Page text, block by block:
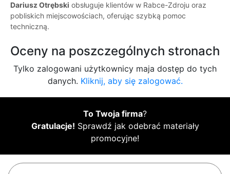
Dariusz Otrębski obsługuje klientów w Rabce-Zdroju oraz
pobliskich miejscowościach, oferując szybką pomoc
techniczną.
Oceny na poszczególnych stronach
Tylko zalogowani użytkownicy maja dostęp do tych
danych. Kliknij, aby się zalogować.
To Twoja firma?
Gratulacje! Sprawdź jak odebrać materiały
promocyjne!